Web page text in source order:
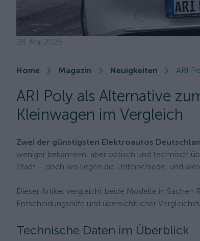
28. Mai 2025
Home Magazin Neuigkeiten ARI
ARI Poly als Alternative
Kleinwagen im Vergleich
Zwei der günstigsten Elektroautos
weniger bekannten, aber optisch und technisch
Stadt – doch wo liegen die Unterschiede, und
Dieser Artikel vergleicht beide Modelle in
Entscheidungshilfe und übersichtlicher
Technische Daten im Überblick